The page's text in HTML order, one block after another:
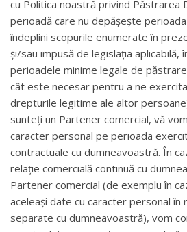
cu Politica noastră privind Păstrarea
perioadă care nu depășește
îndeplini scopurile enumerate în
și/sau impusă de legislația aplicabilă,
perioadele minime legale de
cât este necesar pentru a ne
drepturile legitime ale altor
sunteți un Partener comercial, vă
caracter personal pe perioada
contractuale cu dumneavoastră. În
relație comercială continuă cu
Partener comercial (de exemplu în
aceleași date cu caracter personal în
separate cu dumneavoastră), vom